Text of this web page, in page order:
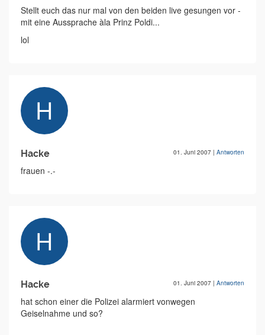
Stellt euch das nur mal von den beiden live gesungen vor -
mit eine Aussprache àla Prinz Poldi...
lol
Hacke 01. Juni 2007 | Antworten
frauen -.-
Hacke 01. Juni 2007 | Antworten
hat schon einer die Polizei alarmiert vonwegen
Geiselnahme und so?